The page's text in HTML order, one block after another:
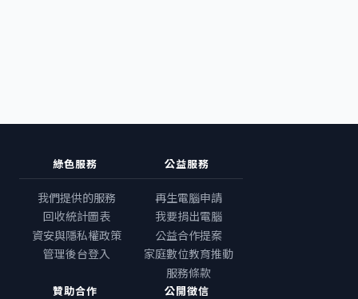
綠色服務
我們提供的服務
回收統計圖表
資安與隱私權政策
管理後台登入
公益服務
再生電腦申請
我要捐出電腦
公益合作提案
家庭數位教育推動
服務條款
贊助合作 公開徵信